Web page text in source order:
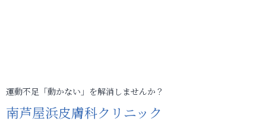
運動不足「動かない」を解消しませんか？
南芦屋浜皮膚科クリニック